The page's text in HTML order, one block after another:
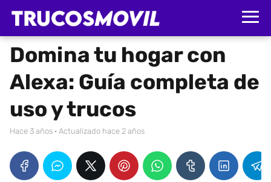
Domina tu hogar con
Alexa: Guía completa de
uso y trucos
hace 3 años · Actualizado hace 2 años